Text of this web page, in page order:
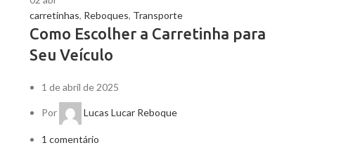
carretinhas, Reboques, Transporte
Como Escolher a Carretinha para
Seu Veículo
1 de abril de 2025
Por Lucas Lucar Reboque
1 comentário